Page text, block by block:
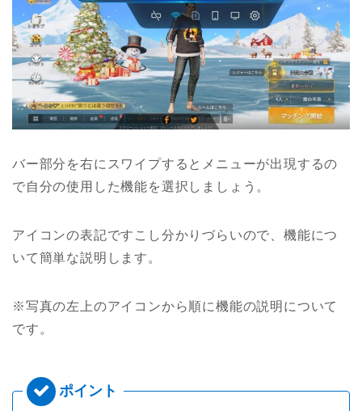
バー部分を右にスワイプするとメニューが出現するの
で自分の使用した機能を選択しましょう。
アイコンの表記ですこし分かりづらいので、機能につ
いて簡単な説明します。
※写真の左上のアイコンから順に機能の説明について
です。